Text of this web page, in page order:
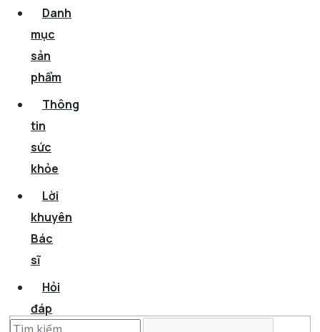
Danh
mục
sản
phẩm
Thông
tin
sức
khỏe
Lời
khuyên
Bác
sĩ
Hỏi
đáp